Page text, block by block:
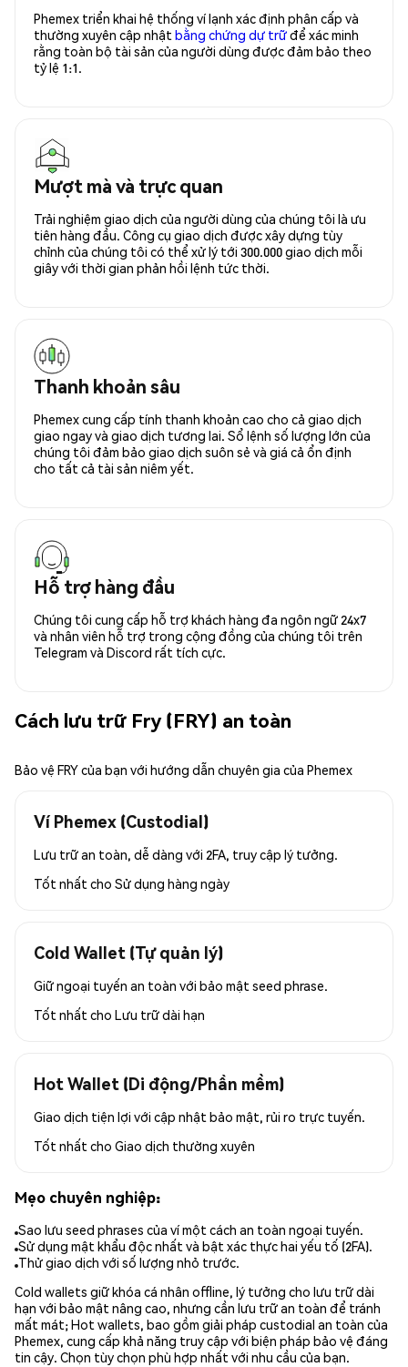
Phemex triển khai hệ thống ví lạnh xác định phân cấp và
thường xuyên cập nhật bằng chứng dự trữđể xác minh
rằng toàn bộ tài sản của người dùng được đảm bảo theo
tỷ lệ 1:1.
Mượt mà và trực quan
Trải nghiệm giao dịch của người dùng của chúng tôi là ưu
tiên hàng đầu. Công cụ giao dịch được xây dựng tùy
chỉnh của chúng tôi có thể xử lý tới 300.000 giao dịch mỗi
giây với thời gian phản hồi lệnh tức thời.
Thanh khoản sâu
Phemex cung cấp tính thanh khoản cao cho cả giao dịch
giao ngay và giao dịch tương lai. Sổ lệnh số lượng lớn của
chúng tôi đảm bảo giao dịch suôn sẻ và giá cả ổn định
cho tất cả tài sản niêm yết.
Hỗ trợ hàng đầu
Chúng tôi cung cấp hỗ trợ khách hàng đa ngôn ngữ 24x7
và nhân viên hỗ trợ trong cộng đồng của chúng tôi trên
Telegram và Discord rất tích cực.
Cách lưu trữ Fry (FRY) an toàn
Bảo vệ FRY của bạn với hướng dẫn chuyên gia của Phemex
Ví Phemex (Custodial)
Lưu trữ an toàn, dễ dàng với 2FA, truy cập lý tưởng.
Tốt nhất cho Sử dụng hàng ngày
Cold Wallet (Tự quản lý)
Giữ ngoại tuyến an toàn với bảo mật seed phrase.
Tốt nhất cho Lưu trữ dài hạn
Hot Wallet (Di động/Phần mềm)
Giao dịch tiện lợi với cập nhật bảo mật, rủi ro trực tuyến.
Tốt nhất cho Giao dịch thường xuyên
Mẹo chuyên nghiệp:
Sao lưu seed phrases của ví một cách an toàn ngoại tuyến.
Sử dụng mật khẩu độc nhất và bật xác thực hai yếu tố (2FA).
Thử giao dịch với số lượng nhỏ trước.
Cold wallets giữ khóa cá nhân offline, lý tưởng cho lưu trữ dài
hạn với bảo mật nâng cao, nhưng cần lưu trữ an toàn để tránh
mất mát; Hot wallets, bao gồm giải pháp custodial an toàn của
Phemex, cung cấp khả năng truy cập với biện pháp bảo vệ đáng
tin cậy. Chọn tùy chọn phù hợp nhất với nhu cầu của bạn.